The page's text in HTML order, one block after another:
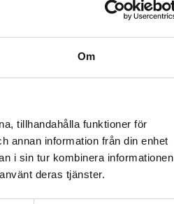
Om
tillhandahålla funktioner för
annan information från din enhet
i sin tur kombinera informationen
deras tjänster.